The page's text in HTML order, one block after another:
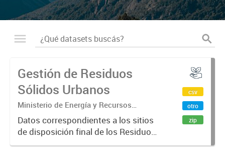
Gestión de Residuos
Sólidos Urbanos
Ministerio de Energía y Recursos
Naturales. Secretaría de Ambiente y
Recursos Naturales. Dirección General
de Gestión de Residuos Sólidos
Urbanos.
Datos correspondientes a los sitios
de disposición final de los Residuos
Sólidos Urbanos (RSU), tipo de
csv
otro
zip